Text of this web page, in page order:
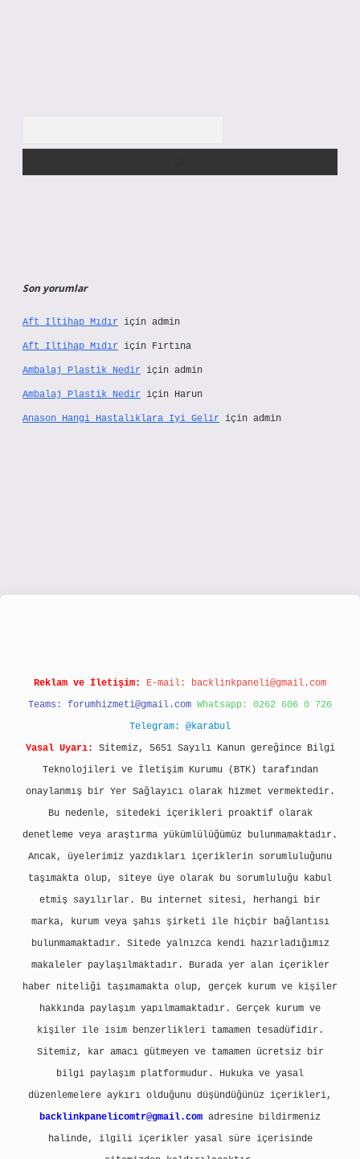
Son yorumlar
Aft Iltihap Mıdır için admin
Aft Iltihap Mıdır için Fırtına
Ambalaj Plastik Nedir için admin
Ambalaj Plastik Nedir için Harun
Anason Hangi Hastalıklara Iyi Gelir için admin
www.hiltonbetx.org/
Reklam ve İletişim: E-mail: backlinkpaneli@gmail.com
Teams: forumhizmeti@gmail.com Whatsapp: 0262 606 0 726
Telegram: @karabul
Yasal Uyarı:
Sitemiz, 5651 Sayılı Kanun gereğince Bilgi
Teknolojileri ve İletişim Kurumu (BTK) tarafından
onaylanmış bir Yer Sağlayıcı olarak hizmet vermektedir.
Bu nedenle, sitedeki içerikleri proaktif olarak
denetleme veya araştırma yükümlülüğümüz bulunmamaktadır.
Ancak, üyelerimiz yazdıkları içeriklerin sorumluluğunu
taşımakta olup, siteye üye olarak bu sorumluluğu kabul
etmiş sayılırlar. Bu internet sitesi, herhangi bir
marka, kurum veya şahıs şirketi ile hiçbir bağlantısı
bulunmamaktadır. Sitede yalnızca kendi hazırladığımız
makaleler paylaşılmaktadır. Burada yer alan içerikler
haber niteliği taşımamakta olup, gerçek kurum ve kişiler
hakkında paylaşım yapılmamaktadır. Gerçek kurum ve
kişiler ile isim benzerlikleri tamamen tesadüfidir.
Sitemiz, kar amacı gütmeyen ve tamamen ücretsiz bir
bilgi paylaşım platformudur. Hukuka ve yasal
düzenlemelere aykırı olduğunu düşündüğünüz içerikleri,
backlinkpanelicomtr@gmail.com adresine bildirmeniz
halinde, ilgili içerikler yasal süre içerisinde